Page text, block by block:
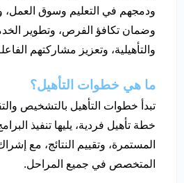
ودمجهم في التعليم وسوق العمل،
وضمان تكافؤ الفرص، وتطوير
والتأهيلية، وتعزيز مشاركتهم
ما هي خطوات التأهيل؟
تبدأ خطوات التأهيل بالتشخيص
خطة تأهيل فردية، يليها تنفيذ
المستمرة، وتقييم النتائج، مع
المتخصص في جميع المراحل.